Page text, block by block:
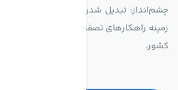
چشم‌انداز: تبدیل شدن به انتخاب اول
زمینه راهکارهای تصفیه آب و ایفای نقشی
کشور.